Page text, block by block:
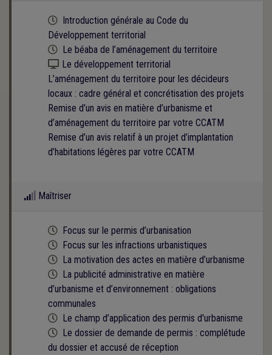
Cette formation est programmée
Introduction générale au Code du
Développement territorial
Cette formation est programmée
Le béaba de l’aménagement du territoire
Kit numérique gratuit
Le développement territorial
L’aménagement du territoire pour les décideurs
locaux : cadre général et concrétisation des projets
Remise d’un avis en matière d’urbanisme et
d’aménagement du territoire par votre CCATM
Remise d’un avis relatif à un projet d’implantation
d’habitations légères par votre CCATM
Maîtriser
Cette formation est programmée
Focus sur le permis d’urbanisation
Cette formation est programmée
Focus sur les infractions urbanistiques
Cette formation est programmée
La motivation des actes en matière d’urbanisme
Cette formation est programmée
La publicité administrative en matière
d’urbanisme et d’environnement : obligations
communales
Cette formation est programmée
Le champ d’application des permis d'urbanisme
Cette formation est programmée
Le dossier de demande de permis : complétude
du dossier et accusé de réception